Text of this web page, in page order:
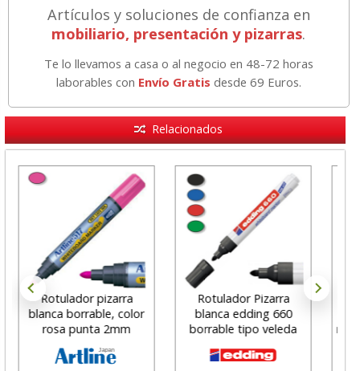
Artículos y soluciones de confianza en
mobiliario, presentación y pizarras.
Te lo llevamos a casa o al negocio en 48-72 horas
laborables con Envío Gratis desde 69 Euros.
Relacionados
Rotulador pizarra
blanca borrable, color
rosa punta 2mm
Rotulador Pizarra
blanca edding 660
borrable tipo veleda